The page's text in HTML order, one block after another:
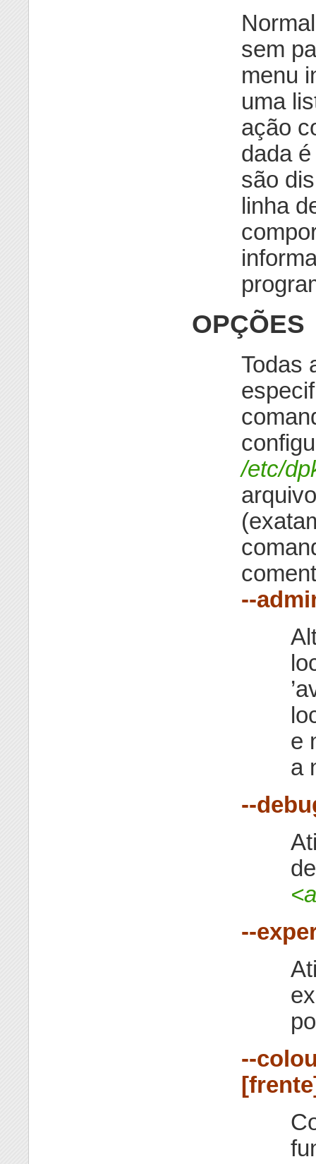
sem
menu
uma
ação
dada
são
linha
OPÇÕES
Todas
/etc/
--
e
a
--
--
--